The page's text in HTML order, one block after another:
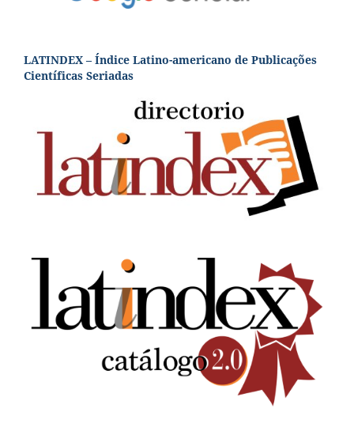
LATINDEX – Índice Latino-americano de Publicações
Científicas Seriadas